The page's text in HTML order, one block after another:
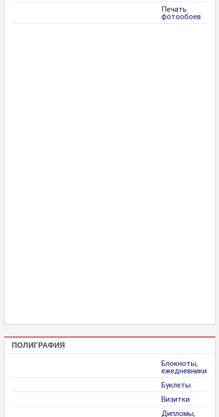
Печать
фотообоев
ПОЛИГРАФИЯ
Блокноты,
ежедневники
Буклеты
Визитки
Дипломы,